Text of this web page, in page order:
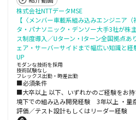
株式会社NTTデータMSE
【〈メンバー車載系組み込みエンジニア
タ・パナソニック・デンソー大手3社が株
ス制度導入／Uターン・Iターン全国拠点あ
ェア・サーバーサイドまで幅広い知識と
UP
モダンな技術を採用
技術試験なし
フレックス出勤・時差出勤
■必須条件
■大卒以上 以下、いずれかのご経験をお
境下での組み込み開発経験 3年以上 ・量
評価／テスト設計もしくはリーダー経験